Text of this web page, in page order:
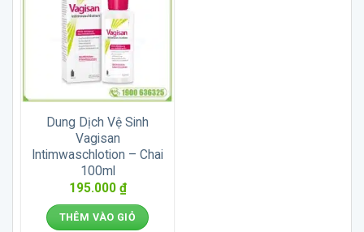
Dung Dịch Vệ Sinh
Vagisan
Intimwaschlotion – Chai
100ml
195.000 ₫
THÊM VÀO GIỎ